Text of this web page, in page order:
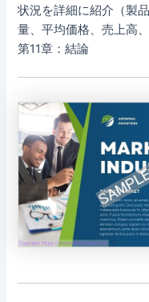
状況を詳細に紹介（製
量、平均価格、売上高
第11章：結論